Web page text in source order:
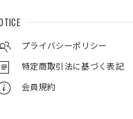
プライバシーポリシー
特定商取引法に基づく表記
会員規約